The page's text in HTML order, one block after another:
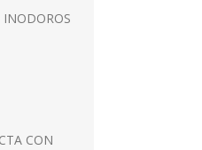
INODOROS
CON